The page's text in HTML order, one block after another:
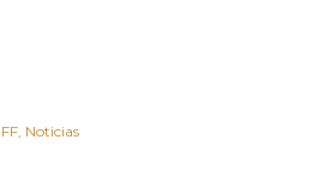
Noticias